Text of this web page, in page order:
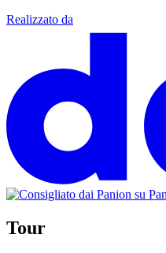
Realizzato da
Tour